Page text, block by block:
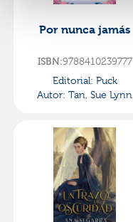
Por nunca jamás
ISBN:9788410239777
Editorial: Puck
Autor: Tan, Sue Lynn